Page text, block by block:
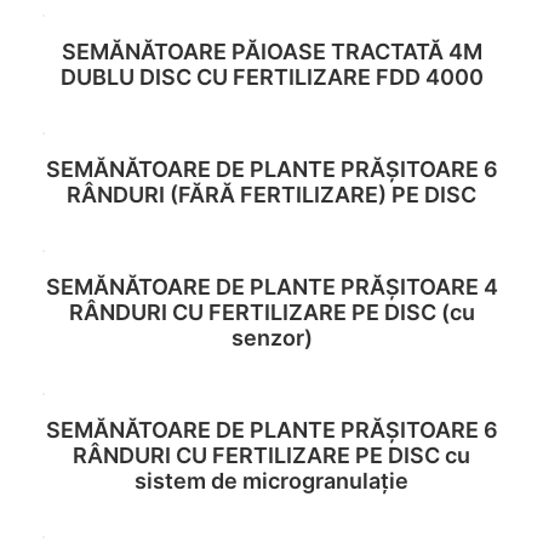
Read more
SEMĂNĂTOARE PĂIOASE TRACTATĂ 4M
DUBLU DISC CU FERTILIZARE FDD 4000
Read more
SEMĂNĂTOARE DE PLANTE PRĂȘITOARE 6
RÂNDURI (FĂRĂ FERTILIZARE) PE DISC
Read more
SEMĂNĂTOARE DE PLANTE PRĂȘITOARE 4
RÂNDURI CU FERTILIZARE PE DISC (cu
senzor)
Read more
SEMĂNĂTOARE DE PLANTE PRĂȘITOARE 6
RÂNDURI CU FERTILIZARE PE DISC cu
sistem de microgranulație